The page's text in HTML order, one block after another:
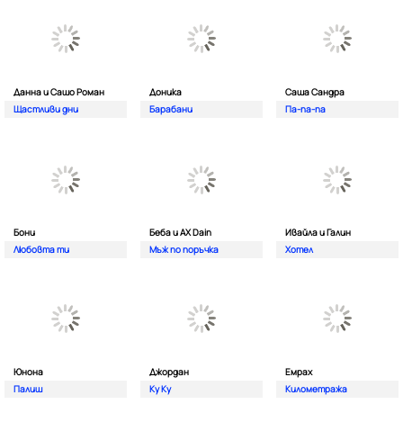
Данна и Сашо Роман
Щастливи дни
Доника
Барабани
Саша Сандра
Па-па-па
Бони
Любовта ти
Беба и AX Dain
Мъж по поръчка
Ивайла и Галин
Хотел
Юнона
Палиш
Джордан
Ку Ку
Емрах
Километража